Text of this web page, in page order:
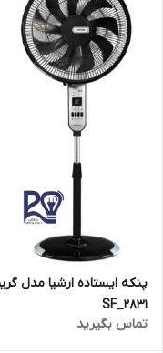
پنکه ایستاده ارشیا مدل
۲۸۳۱_SF
تماس بگیرید